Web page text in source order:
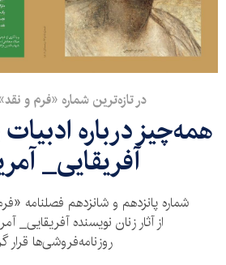
در تازه‌ترین شماره «فرم و
همه‌چیز درباره
آفریقایی_
شماره پانزدهم و شانزدهم فصلنامه
از آثار زنان نویسنده آفریقایی_
روزنامه‌فروشی‌ها قرار